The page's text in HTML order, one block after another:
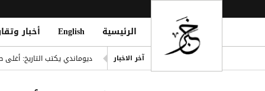
الرئيسية English أخبار
آخر الاخبار
ديوماندي يكتب التاريخ: أغلى